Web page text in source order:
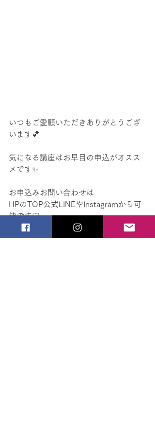
いつもご愛顧いただきありがとうござ
います💕
気になる講座はお早目の申込がオスス
メです✨
お申込みお問い合わせは
HPのTOP公式LINEやInstagramから可
能です♡
お気軽にお声掛けください╰(*´︶
`*)╯♡